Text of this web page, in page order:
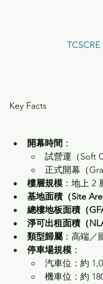
Key Facts
開幕時間 ：
試營運（Soft
正式開幕（
樓層規模 ：地上 2
基地面積（Site
總樓地板面積（
淨可出租面積（
類型歸屬 ：高端／
停車場規模 ：
汽車位：約
機車位：約